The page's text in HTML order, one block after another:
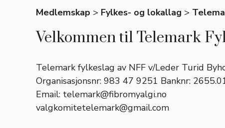
Medlemskap > Fylkes- og lokallag >
Velkommen til Telemark
Telemark fylkeslag av NFF v/Leder Turid
Organisasjonsnr: 983 47 9251 Banknr:
Email: telemark@fibromyalgi.no
valgkomitetelemark@gmail.com